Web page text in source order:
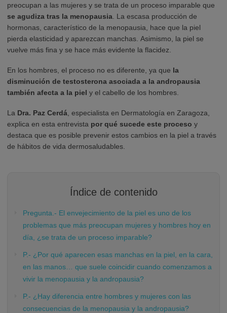
preocupan a las mujeres y se trata de un proceso imparable que
se agudiza tras la menopausia . La escasa producción de
hormonas, característico de la menopausia, hace que la piel
pierda elasticidad y aparezcan manchas. Asimismo, la piel se
vuelve más fina y se hace más evidente la flacidez.
En los hombres, el proceso no es diferente, ya que la
disminución de testosterona asociada a la andropausia
también afecta a la piel y el cabello de los hombres.
La Dra. Paz Cerdá , especialista en Dermatología en Zaragoza,
explica en esta entrevista por qué sucede este proceso y
destaca que es posible prevenir estos cambios en la piel a través
de hábitos de vida dermosaludables.
Índice de contenido
Pregunta.- El envejecimiento de la piel es uno de los
problemas que más preocupan mujeres y hombres hoy en
día, ¿se trata de un proceso imparable?
P.- ¿Por qué aparecen esas manchas en la piel, en la cara,
en las manos… que suele coincidir cuando comenzamos a
vivir la menopausia y la andropausia?
P.- ¿Hay diferencia entre hombres y mujeres con las
consecuencias de la menopausia y la andropausia?